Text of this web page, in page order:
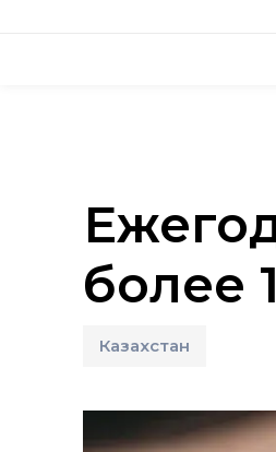
более
Казахстан